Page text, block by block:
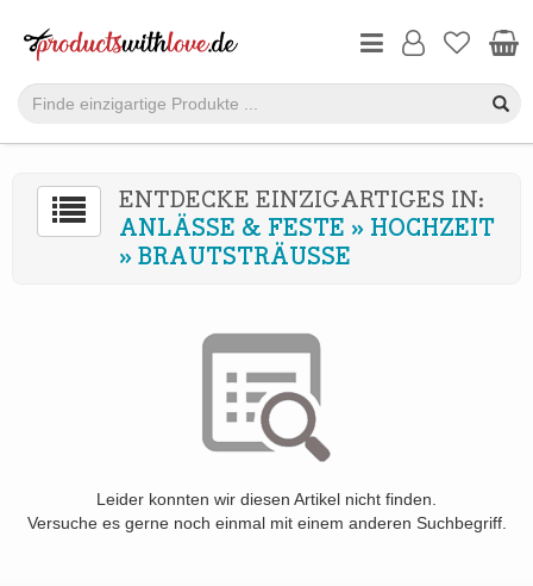
ENTDECKE EINZIGARTIGES IN:
ANLÄSSE & FESTE » HOCHZEIT
»BRAUTSTRÄUSSE
Leider konnten wir diesen Artikel nicht finden.
Versuche es gerne noch einmal mit einem anderen Suchbegriff.